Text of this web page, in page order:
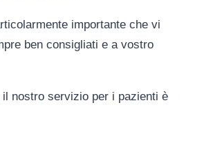
importante che vi
ben consigliati e a vostro
il nostro servizio per i pazienti è